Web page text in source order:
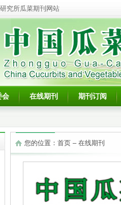
究所瓜菜期刊网站
会 在线期刊 期刊订阅
您的位置： 首页 – 在线期刊